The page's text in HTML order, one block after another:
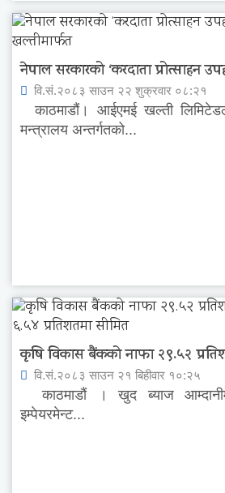
नेपाल सरकारको ‘करदाता प्रोत्साहन
वि.सं.२०८३ साउन २२ शुक्रवार ०८:२१
काठमाडौं। आईएमई खल्ती
मन्त्रालय अन्तर्गतको...
कृषि विकास बैंकको नाफा २९.५२
वि.सं.२०८३ साउन २१ बिहीवार १०:२५
काठमाडौं । खुद ब्याज
इम्पेयरमेन्ट...